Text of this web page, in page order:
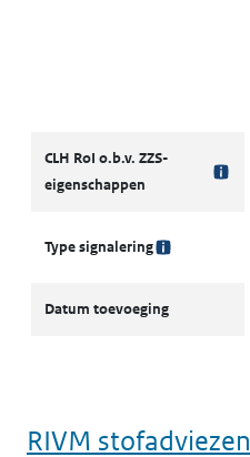
CLH RoI o.b.v. ZZS-
eigenschappen
Type signalering
Datum toevoeging
RIVM stofadviezen